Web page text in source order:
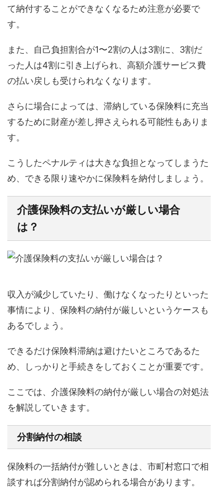
て納付することができなくなるため注意が必要で
す。
また、自己負担割合が1〜2割の人は3割に、3割だ
った人は4割に引き上げられ、高額介護サービス費
の払い戻しも受けられなくなります。
さらに場合によっては、滞納している保険料に充当
するために財産が差し押さえられる可能性もありま
す。
こうしたペナルティは大きな負担となってしまうた
め、できる限り速やかに保険料を納付しましょう。
介護保険料の支払いが厳しい場合
は？
収入が減少していたり、働けなくなったりといった
事情により、保険料の納付が厳しいというケースも
あるでしょう。
できるだけ保険料滞納は避けたいところであるた
め、しっかりと手続きをしておくことが重要です。
ここでは、介護保険料の納付が厳しい場合の対処法
を解説していきます。
分割納付の相談
保険料の一括納付が難しいときは、市町村窓口で相
談すれば分割納付が認められる場合があります。